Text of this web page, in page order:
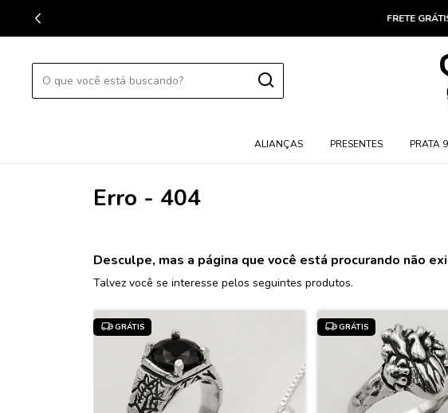
FRETE GRÁTIS PARA
ALIANÇAS PRESENTES PRATA
Erro - 404
Desculpe, mas a página que você está procurando não
Talvez você se interesse pelos seguintes produtos.
GRÁTIS GRÁTIS